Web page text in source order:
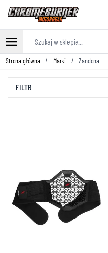
Przejdź do treści
Strona główna / Marki / Zandona
FILTR